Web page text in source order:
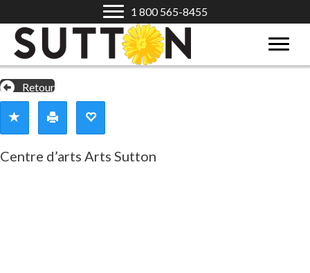
1 800 565-8455
Retour
Centre d’arts Arts Sutton